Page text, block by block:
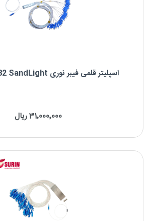
اسپلیتر قلمی فیبر نوری SC UPC 1*32 SandLight
نوع اسپلیتر: اسپلیتر قلمی PLC
31٬000٬000 ریال